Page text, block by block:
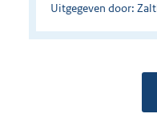
Uitgegeven door: